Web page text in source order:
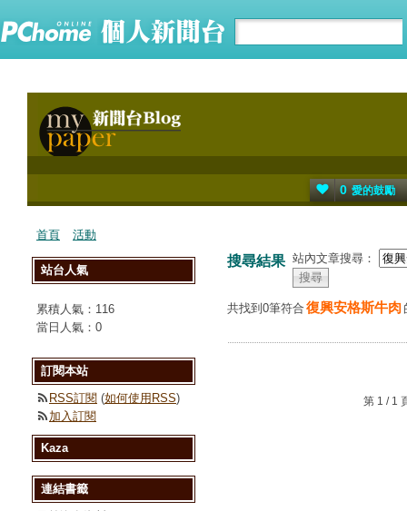
0 愛的鼓勵
首頁 活動
搜尋結果 站內文章搜尋：
共找到0筆符合 復興安格斯牛肉
第 1 /
站台人氣
累積人氣： 116
當日人氣： 0
訂閱本站
RSS訂閱 (如何使用RSS)
加入訂閱
Kaza
連結書籤